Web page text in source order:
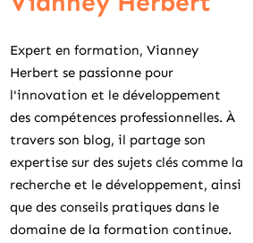
Expert en formation, Vianney
Herbert se passionne pour
l'innovation et le développement
des compétences professionnelles. À
travers son blog, il partage son
expertise sur des sujets clés comme la
recherche et le développement, ainsi
que des conseils pratiques dans le
domaine de la formation continue.